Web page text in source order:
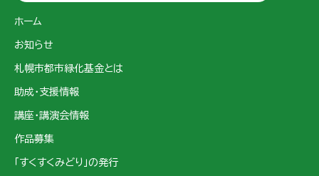
ホーム
お知らせ
札幌市都市緑化基金とは
助成・支援情報
講座・講演会情報
作品募集
「すくすくみどり」の発行